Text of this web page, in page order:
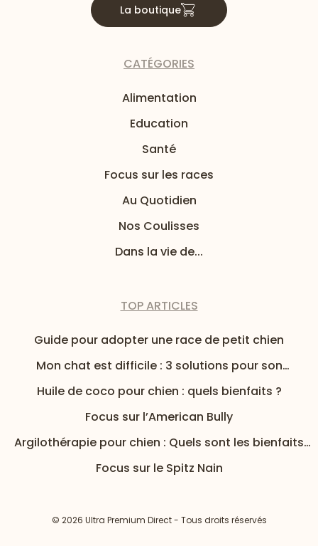
La boutique
CATÉGORIES
Alimentation
Education
Santé
Focus sur les races
Au Quotidien
Nos Coulisses
Dans la vie de...
TOP ARTICLES
Guide pour adopter une race de petit chien
Mon chat est difficile : 3 solutions pour son
alimentation
Huile de coco pour chien : quels bienfaits ?
Focus sur l’American Bully
Argilothérapie pour chien : Quels sont les bienfaits
de l’argile pour mon chien ?
Focus sur le Spitz Nain
© 2026 Ultra Premium Direct - Tous droits réservés